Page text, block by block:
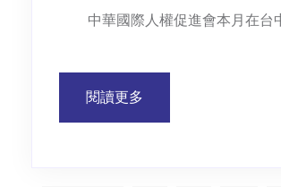
中華國際人權促進會本月在台
閱讀更多